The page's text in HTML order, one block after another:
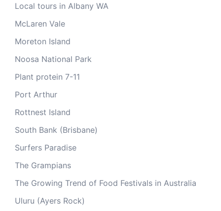
Local tours in Albany WA
McLaren Vale
Moreton Island
Noosa National Park
Plant protein 7-11
Port Arthur
Rottnest Island
South Bank (Brisbane)
Surfers Paradise
The Grampians
The Growing Trend of Food Festivals in Australia
Uluru (Ayers Rock)